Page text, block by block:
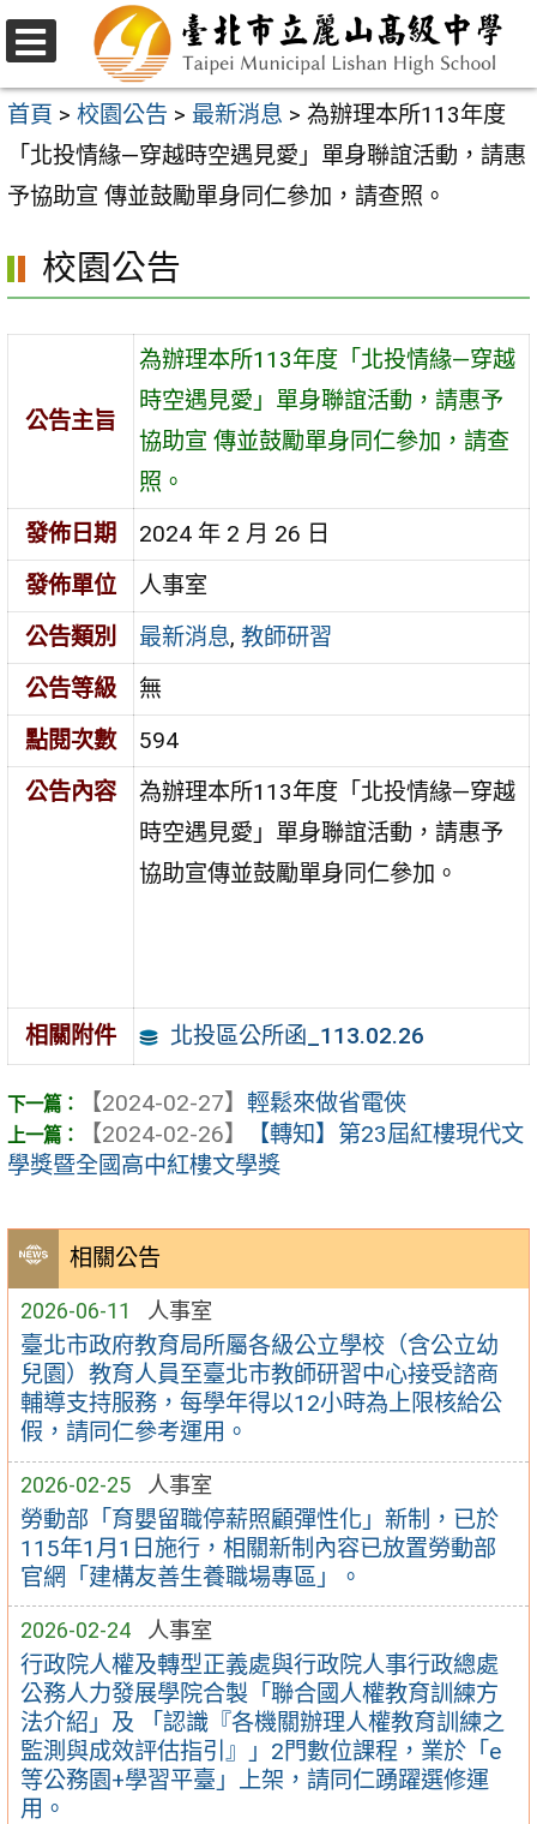
跳
至
主
內
區
選
單
首頁 > 校園公告 > 最新消息 > 為辦理本所113年度
「北投情緣—穿越時空遇見愛」單身聯誼活動，請惠
予協助宣 傳並鼓勵單身同仁參加，請查照。
相關公告
2026-06-11 人事室
臺北市政府教育局所屬各級公立學校（含公立幼
兒園）教育人員至臺北市教師研習中心接受諮商
輔導支持服務，每學年得以12小時為上限核給公
假，請同仁參考運用。
2026-02-25 人事室
勞動部「育嬰留職停薪照顧彈性化」新制，已於
115年1月1日施行，相關新制內容已放置勞動部
官網「建構友善生養職場專區」。
2026-02-24 人事室
行政院人權及轉型正義處與行政院人事行政總處
公務人力發展學院合製「聯合國人權教育訓練方
法介紹」及 「認識『各機關辦理人權教育訓練之
監測與成效評估指引』」2門數位課程，業於「e
等公務園+學習平臺」上架，請同仁踴躍選修運
用。
校園公告
公告主旨
為辦理本所113年度「北投情緣—穿越
時空遇見愛」單身聯誼活動，請惠予
協助宣 傳並鼓勵單身同仁參加，請查
照。
發佈日期
2024 年 2 月 26 日
發佈單位
人事室
公告類別
最新消息,教師研習
公告等級
無
點閱次數
594
公告內容
為辦理本所113年度「北投情緣—穿越
時空遇見愛」單身聯誼活動，請惠予
協助宣傳並鼓勵單身同仁參加。
相關附件 北投區公所函_113.02.26
【2024-02-27】 輕鬆來做省電俠
【2024-02-26】
【轉知】第23屆紅樓現代文
學獎暨全國高中紅樓文學獎